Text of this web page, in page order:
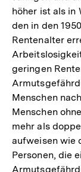
höher ist als in
den in den
Rentenalter
geringen
Menschen
Menschen
mehr als
aufweisen wie
Personen, die